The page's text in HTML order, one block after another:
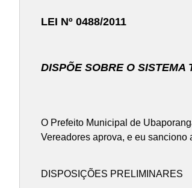
LEI Nº 0488/2011
DISPÕE SOBRE O
O Prefeito Municipal de
Vereadores aprova, e eu sanciono
DISPOSIÇÕES PRELIMINARES